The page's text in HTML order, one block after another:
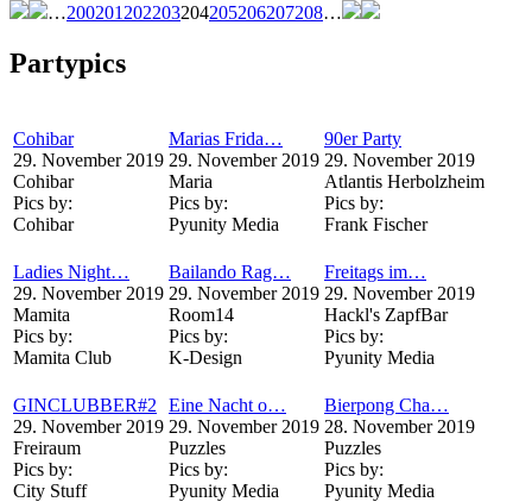
…200201 202203204205206207208…
Partypics
Cohibar
29. November 2019
Cohibar
Pics by:
Cohibar
Marias Frida…
29. November 2019
Maria
Pics by:
Pyunity Media
90er Party
29. November 2019
Atlantis Herbolzheim
Pics by:
Frank Fischer
Ladies Night…
29. November 2019
Mamita
Pics by:
Mamita Club
Bailando Rag…
29. November 2019
Room14
Pics by:
K-Design
Freitags im…
29. November 2019
Hackl's ZapfBar
Pics by:
Pyunity Media
GINCLUBBER#2
29. November 2019
Freiraum
Pics by:
City Stuff
Eine Nacht o…
29. November 2019
Puzzles
Pics by:
Pyunity Media
Bierpong Cha…
28. November 2019
Puzzles
Pics by:
Pyunity Media